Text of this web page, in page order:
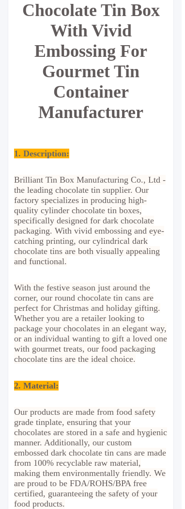
Chocolate Tin Box
With Vivid
Embossing For
Gourmet Tin
Container
Manufacturer
1. Description:
Brilliant Tin Box Manufacturing Co., Ltd -
the leading chocolate tin supplier. Our
factory specializes in producing high-
quality cylinder chocolate tin boxes,
specifically designed for dark chocolate
packaging. With vivid embossing and eye-
catching printing, our cylindrical dark
chocolate tins are both visually appealing
and functional.
With the festive season just around the
corner, our round chocolate tin cans are
perfect for Christmas and holiday gifting.
Whether you are a retailer looking to
package your chocolates in an elegant way,
or an individual wanting to gift a loved one
with gourmet treats, our food packaging
chocolate tins are the ideal choice.
2. Material:
Our products are made from food safety
grade tinplate, ensuring that your
chocolates are stored in a safe and hygienic
manner. Additionally, our custom
embossed dark chocolate tin cans are made
from 100% recyclable raw material,
making them environmentally friendly. We
are proud to be FDA/ROHS/BPA free
certified, guaranteeing the safety of your
food products.